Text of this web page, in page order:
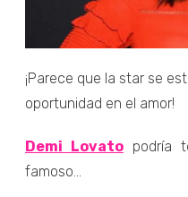
¡Parece que la star se
oportunidad en el amor!
Demi Lovato podría
famoso...